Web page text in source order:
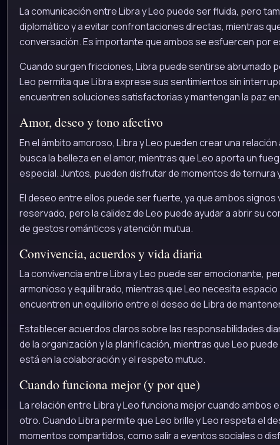
La comunicación entre Libra y Leo puede ser fluida, pero
diplomático y a evitar confrontaciones directas, mientras
conversación. Es importante que ambos se esfuercen por
Cuando surgen fricciones, Libra puede sentirse abrumado
Leo permita que Libra exprese sus sentimientos sin
encuentren soluciones satisfactorias y mantengan la paz
Amor, deseo y tono afectivo
En el ámbito amoroso, Libra y Leo pueden crear una
busca la belleza en el amor, mientras que Leo aporta un
especial. Juntos, pueden disfrutar de momentos de ternura
El deseo entre ellos puede ser fuerte, ya que ambos
reservado, pero la calidez de Leo puede ayudar a abrir su
de gestos románticos y atención mutua.
Convivencia, acuerdos y vida diaria
La convivencia entre Libra y Leo puede ser emocionante,
armonioso y equilibrado, mientras que Leo necesita
encuentren un equilibrio entre el deseo de Libra de
Establecer acuerdos claros sobre las responsabilidades
de la organización y la planificación, mientras que Leo
está en la colaboración y el respeto mutuo.
Cuando funciona mejor (y por que)
La relación entre Libra y Leo funciona mejor cuando
otro. Cuando Libra permite que Leo brille y Leo respeta el
momentos compartidos, como salir a eventos sociales o